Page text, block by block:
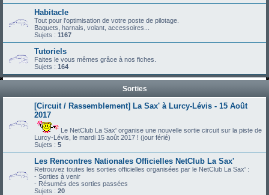
Habitacle
Tout pour l'optimisation de votre poste de pilotage.
Baquets, harnais, volant, accessoires...
Sujets : 1167
Tutoriels
Faites le vous mêmes grâce à nos fiches.
Sujets : 164
Sorties
[Circuit / Rassemblement] La Sax' à Lurcy-Lévis - 15 Août
2017
Le NetClub La Sax' organise une nouvelle sortie circuit sur la piste de
Lurcy-Lévis, le mardi 15 août 2017 ! (jour férié)
Sujets : 5
Les Rencontres Nationales Officielles NetClub La Sax'
Retrouvez toutes les sorties officielles organisées par le NetClub La Sax' :
- Sorties à venir
- Résumés des sorties passées
Sujets : 20